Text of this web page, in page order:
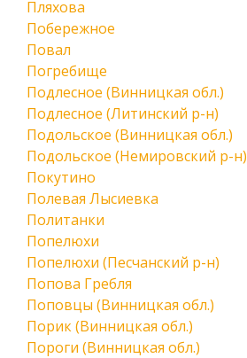
Пляхова
Побережное
Повал
Погребище
Подлесное (Винницкая обл.)
Подлесное (Литинский р-н)
Подольское (Винницкая обл.)
Подольское (Немировский р-н)
Покутино
Полевая Лысиевка
Политанки
Попелюхи
Попелюхи (Песчанский р-н)
Попова Гребля
Поповцы (Винницкая обл.)
Порик (Винницкая обл.)
Пороги (Винницкая обл.)